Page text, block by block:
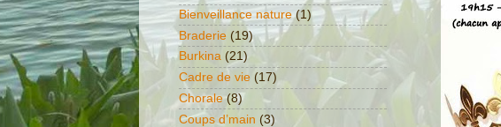
Bienveillance nature (1)
Braderie (19)
Burkina (21)
Cadre de vie (17)
Chorale (8)
Coups d’main (3)